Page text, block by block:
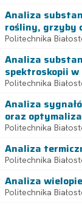
Analiza
rośliny, grzyby
Politechnika
Analiza
spektroskopii w
Politechnika
Analiza
oraz
Politechnika
Analiza
Politechnika
Analiza
Politechnika